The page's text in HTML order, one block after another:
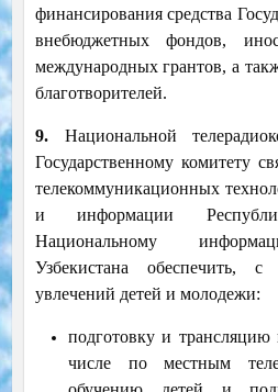
финансирования средства
внебюджетных фондов,
международных грантов, а
благотворителей.
9.Национальной
Государственному комитету
телекоммуникационных
и информации
Национальному
Узбекистана обеспечить,
увлечений детей и молодежи:
подготовку и
числе по местным